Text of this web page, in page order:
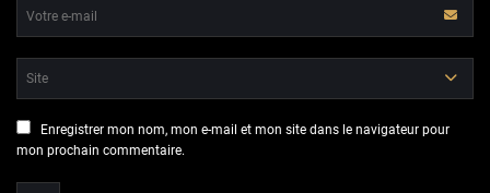
Enregistrer mon nom, mon e-mail et mon site dans le navigateur pour
mon prochain commentaire.